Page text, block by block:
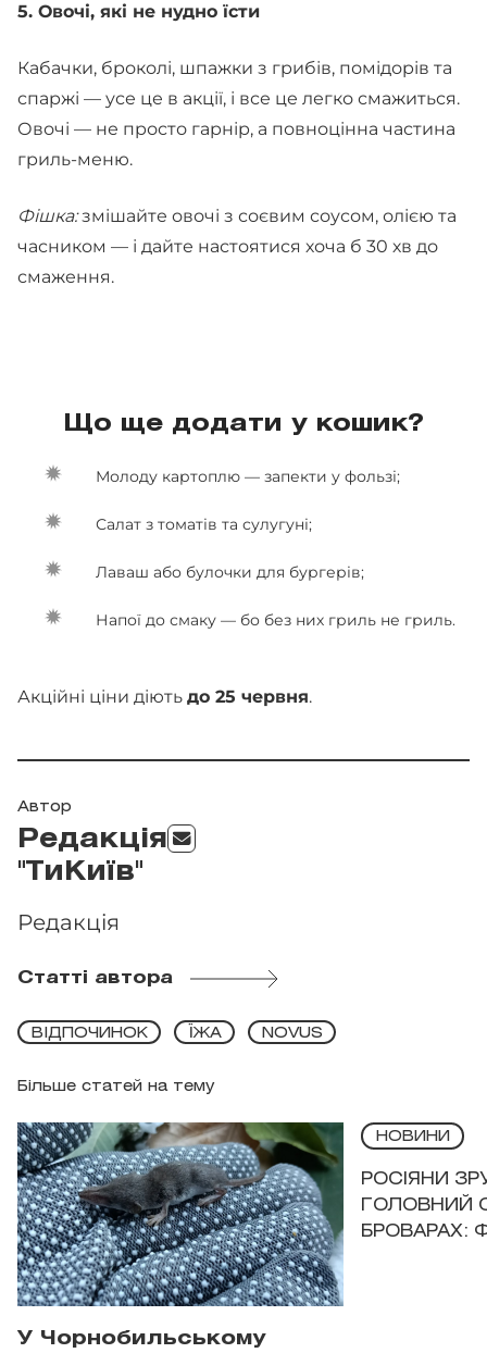
5. Овочі, які не нудно їсти
Кабачки, броколі, шпажки з грибів, помідорів та
спаржі — усе це в акції, і все це легко смажиться.
Овочі — не просто гарнір, а повноцінна частина
гриль-меню.
Фішка:змішайте овочі з соєвим соусом, олією та
часником — і дайте настоятися хоча б 30 хв до
смаження.
Що ще додати у кошик?
Молоду картоплю — запекти у фользі;
Салат з томатів та сулугуні;
Лаваш або булочки для бургерів;
Напої до смаку — бо без них гриль не гриль.
Акційні ціни діють до 25 червня.
Автор
Редакція
"ТиКиїв"
Редакція
Статті автора
Більше статей на тему
ВІДПОЧИНОК ЇЖА NOVUS
У Чорнобильському
НОВИНИ
РОСІЯНИ
ГОЛОВНИЙ
БРОВАРАХ: